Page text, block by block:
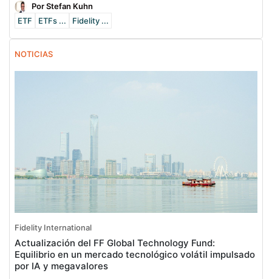
Por Stefan Kuhn
ETF
ETFs ... Fidelity ...
NOTICIAS
Fidelity International
Actualización del FF Global Technology Fund:
Equilibrio en un mercado tecnológico volátil impulsado
por IA y megavalores